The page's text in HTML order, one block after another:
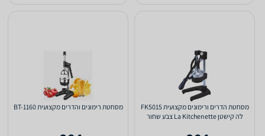
מסחטת הדרים ורימונים מקצועית FK5015
לה קישטן La Kitchenette צבע שחור
מסחטת רימונים והדרים מקצועית BT-1160